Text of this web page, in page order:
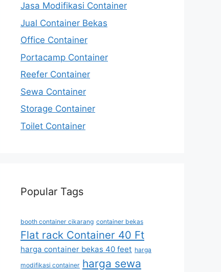
Jasa Modifikasi Container
Jual Container Bekas
Office Container
Portacamp Container
Reefer Container
Sewa Container
Storage Container
Toilet Container
Popular Tags
booth container cikarang container bekas
Flat rack Container 40 Ft
harga container bekas 40 feet harga
modifikasi container harga sewa